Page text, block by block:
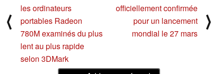
⟨
les ordinateurs
portables Radeon
780M examinés du plus
lent au plus rapide
selon 3DMark
officiellement confirmée
pour un lancement
mondial le 27 mars
⟩